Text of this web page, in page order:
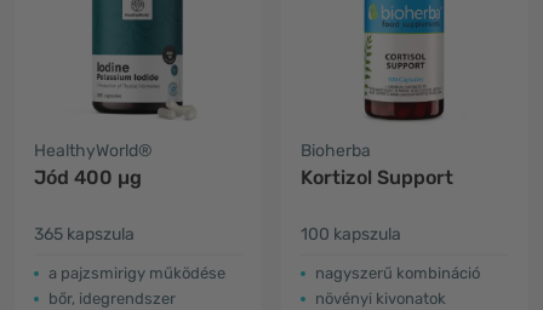
HealthyWorld®
Jód 400 µg
365 kapszula
a pajzsmirigy működése
bőr, idegrendszer
Bioherba
Kortizol Support
100 kapszula
nagyszerű kombináció
növényi kivonatok